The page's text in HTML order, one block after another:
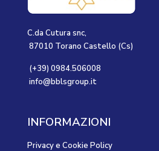
C.da Cutura snc,
87010 Torano Castello (Cs)
(+39) 0984.506008
info@bblsgroup.it
INFORMAZIONI
Privacy e Cookie Policy